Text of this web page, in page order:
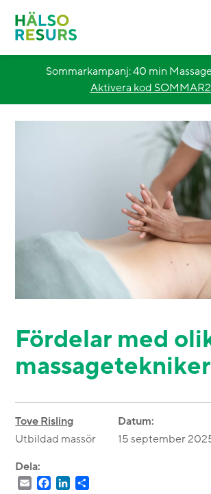
Malmö
Övriga Sverige
Sommarkampanj: 40 min
Aktivera kod
Fördelar med
massagetekniker
Tove Risling
Utbildad massör
Datum:
15 september
Dela:
EmailFacebookLinkedIn